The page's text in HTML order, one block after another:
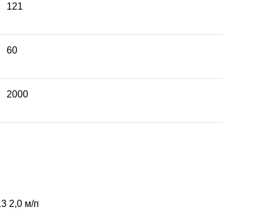
121
60
2000
2,0 м/п